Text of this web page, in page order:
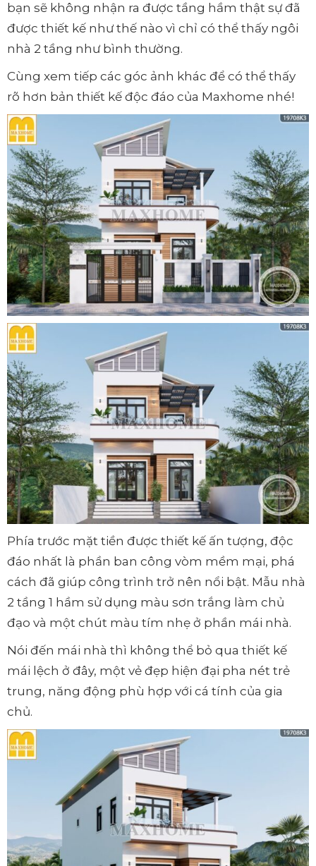
bạn sẽ không nhận ra được tầng hầm thật sự đã
được thiết kế như thế nào vì chỉ có thể thấy ngôi
nhà 2 tầng như bình thường.
Cùng xem tiếp các góc ảnh khác để có thể thấy
rõ hơn bản thiết kế độc đáo của Maxhome nhé!
Phía trước mặt tiền được thiết kế ấn tượng, độc
đáo nhất là phần ban công vòm mềm mại, phá
cách đã giúp công trình trở nên nổi bật. Mẫu nhà
2 tầng 1 hầm sử dụng màu sơn trắng làm chủ
đạo và một chút màu tím nhẹ ở phần mái nhà.
Nói đến mái nhà thì không thể bỏ qua thiết kế
mái lệch ở đây, một vẻ đẹp hiện đại pha nét trẻ
trung, năng động phù hợp với cá tính của gia
chủ.